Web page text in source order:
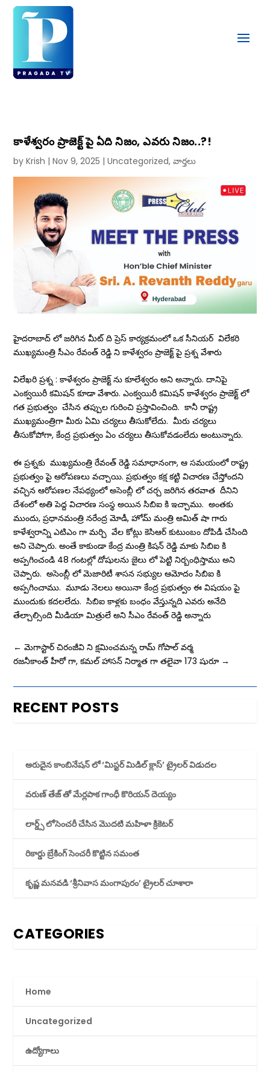
కాళేశ్వరం ప్రాజెక్ట్ పై ఏది నిజం, ఎవరు నిజం..?!
byKrish |Nov 9, 2025 |Uncategorized,వార్తలు
హైదరాబాద్ లో జరిగిన మీట్ ది ప్రెస్ కార్యక్రమంలో ఒక సీనియర్ విలేకరి
ముఖ్యమంత్రి సీఎం రేవంత్ రెడ్డి ని కాళేశ్వరం ప్రాజెక్ట్ పై ప్రశ్న వేశారు
విలేఖరి ప్రశ్న : కాళేశ్వరం ప్రాజెక్ట్ ను కూలేశ్వరం అని అన్నారు. దానిపై
ఎంక్వయిరీ కమిషన్ కూడా వేశారు. ఎంక్వయిరీ కమిషన్ కాళేశ్వరం ప్రాజెక్ట్ లో
గత ప్రభుత్వం చేసిన తప్పుల గురించి ప్రస్తావించింది. కానీ రాష్ట్ర
ముఖ్యమంత్రిగా మీరు ఏమి చర్యలు తీసుకోలేదు. మీరు చర్యలు
తీసుకోపోగా, కేంద్ర ప్రభుత్వం ఏం చర్యలు తీసుకోవడంలేదు అంటున్నారు.
ఈ ప్రశ్నకు ముఖ్యమంత్రి రేవంత్ రెడ్డి సమాధానంగా, ఆ సమయంలో రాష్ట్ర
ప్రభుత్వం పై ఆరోపణలు వచ్చాయి. ప్రభుత్వం కక్ష కట్టి విచారణ చేస్తోందని
వచ్చిన ఆరోపణల నేపథ్యంలో అసెంబ్లీ లో చర్చ జరిగిన తరవాత దీనిని
దేశంలో అతి పెద్ద విచారణ సంస్థ అయిన సిబిఐ కి ఇచ్చాము. అంతకు
ముందు, ప్రధానమంత్రి నరేంద్ర మోడీ, హోమ్ మంత్రి అమిత్ షా గారు
కాళేశ్వరాన్ని ఎటిఎం గా మర్చి వేల కోట్లు కెసిఆర్ కుటుంబం దోపిడీ చేసింది
అని చెప్పారు. అంతే కాకుండా కేంద్ర మంత్రి కిషన్ రెడ్డి మాకు సిబిఐ కి
అప్పగించండి 48 గంటల్లో దోషులను జైలు లో పెట్టి నిర్బంధిస్తాము అని
చెప్పారు. అసెంబ్లీ లో మెజారిటీ శాసన సభ్యుల ఆమోదం సిబిఐ కి
అప్పగించాము. మూడు నెలలు అయినా కేంద్ర ప్రభుత్వం ఈ విషయం పై
ముందుకు కదలలేదు. సిబిఐ కాళ్లకు బంధం వేస్తున్నది ఎవరు అనేది
తేల్చాల్సింది మీడియా మిత్రులే అని సీఎం రేవంత్ రెడ్డి అన్నారు
←మెగాస్టార్ చిరంజీవి ని క్షమించమన్న రామ్ గోపాల్ వర్మ
రజనీకాంత్ హీరో గా, కమల్ హాసన్ నిర్మాత గా తలైవా 173 షురూ →
RECENT POSTS
అరుదైన కాంబినేషన్ లో ‘మిస్టర్ మిడిల్ క్లాస్’ ట్రైలర్ విడుదల
వరుణ్ తేజ్ తో మేర్లపాక గాంధీ కొరియన్ దెయ్యం
లార్డ్స్ లోసెంచరీ చేసిన మొదటి మహిళా క్రికెటర్
రికార్డు బ్రేకింగ్ సెంచరీ కొట్టిన సమంత
కృష్ణ మనవడి ‘శ్రీనివాస మంగాపురం’ ట్రైలర్ చూశారా
CATEGORIES
Home
Uncategorized
ఉద్యోగాలు